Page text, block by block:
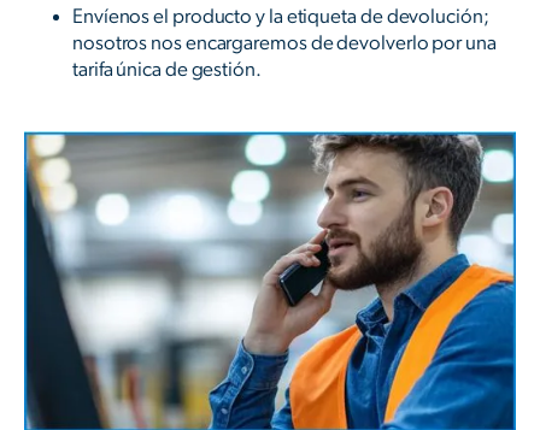
Envíenos el producto y la etiqueta de devolución;
nosotros nos encargaremos de devolverlo por una
tarifa única de gestión.